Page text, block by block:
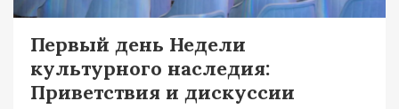
Первый день Недели
культурного наследия:
Приветствия и дискуссии